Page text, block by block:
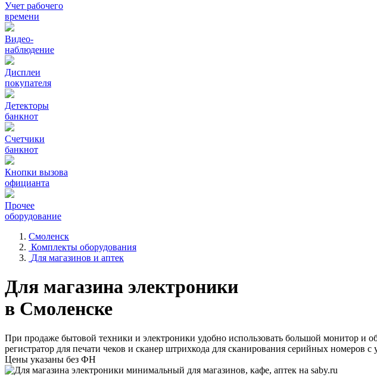
Учет рабочего
времени
Видео‑
наблюдение
Дисплеи
покупателя
Детекторы
банкнот
Счетчики
банкнот
Кнопки вызова
официанта
Прочее
оборудование
Смоленск
Комплекты оборудования
Для магазинов и аптек
Для магазина электроники
в Смоленске
При продаже бытовой техники и электроники удобно использовать большой монитор
регистратор для печати чеков и сканер штрихкода для сканирования серийных номеров с
Цены указаны без ФН